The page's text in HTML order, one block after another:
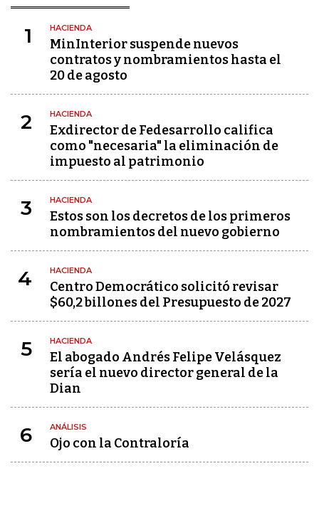
1 HACIENDA
MinInterior suspende nuevos
contratos y nombramientos hasta el
20 de agosto
2 HACIENDA
Exdirector de Fedesarrollo califica
como "necesaria" la eliminación de
impuesto al patrimonio
3 HACIENDA
Estos son los decretos de los primeros
nombramientos del nuevo gobierno
4 HACIENDA
Centro Democrático solicitó revisar
$60,2 billones del Presupuesto de 2027
5 HACIENDA
El abogado Andrés Felipe Velásquez
sería el nuevo director general de la
Dian
6 ANÁLISIS
Ojo con la Contraloría